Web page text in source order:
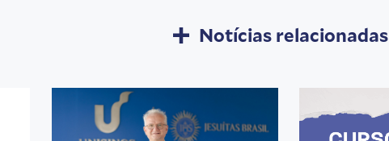
Notícias relacionadas